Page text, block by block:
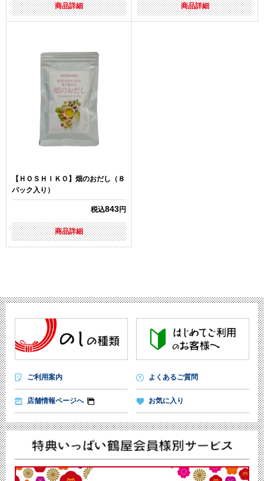
商品詳細 商品詳細
【ＨＯＳＨＩＫＯ】畑のおだし（８
パック入り）
税込843円
商品詳細
ご利用案内 よくあるご質問
店舗情報ページへ お気に入り